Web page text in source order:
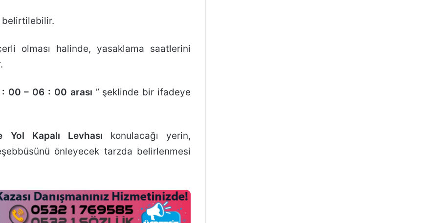
belirtilebilir.
olması halinde, yasaklama saatlerini
: 00 – 06 : 00 arası ” şeklinde bir ifadeye
Kapalı Levhası konulacağı yerin,
önleyecek tarzda belirlenmesi